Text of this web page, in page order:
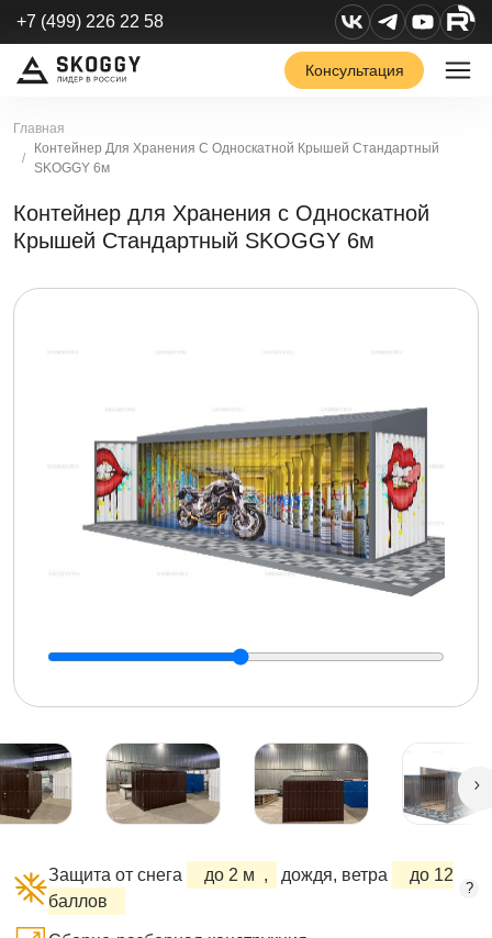
+7 (499) 226 22 58
Консультация
Главная
Контейнер Для Хранения С Односкатной Крышей Стандартный
SKOGGY 6м
Контейнер для Хранения с Односкатной
Крышей Стандартный SKOGGY 6м
Защита от снега до 2 м , дождя, ветра
до 12
баллов
?